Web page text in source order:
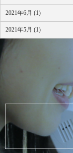
2021年6月 (1)
2021年5月 (1)